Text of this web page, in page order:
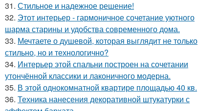
31. Стильное и надежное решение!
32. Этот интерьер - гармоничное сочетание уютного
шарма старины и удобства современного дома.
33. Мечтаете о душевой, которая выглядит не только
стильно, но и технологично?
34. Интерьер этой спальни построен на сочетании
утончённой классики и лаконичного модерна.
35. В этой однокомнатной квартире площадью 40 кв.
36. Техника нанесения декоративной штукатурки с